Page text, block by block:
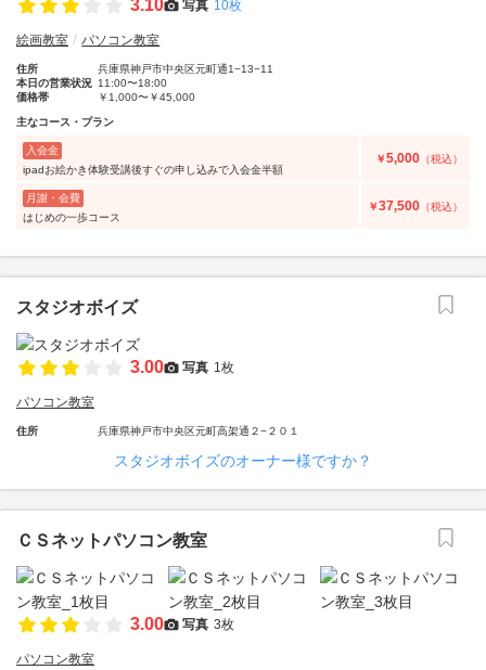
3.10 写真 10枚
絵画教室 パソコン教室
住所
兵庫県神戸市中央区元町通1−13−11
本日の営業状況 11:00〜18:00
価格帯
￥1,000〜￥45,000
主なコース・プラン
入会金
ipadお絵かき体験受講後すぐの申し込みで入会金半額
￥5,000 （税込）
月謝・会費
はじめの一歩コース
￥37,500 （税込）
スタジオボイズ
3.00 写真 1枚
パソコン教室
住所 兵庫県神戸市中央区元町高架通２−２０１
スタジオボイズのオーナー様ですか？
ＣＳネットパソコン教室
3.00 写真 3枚
パソコン教室